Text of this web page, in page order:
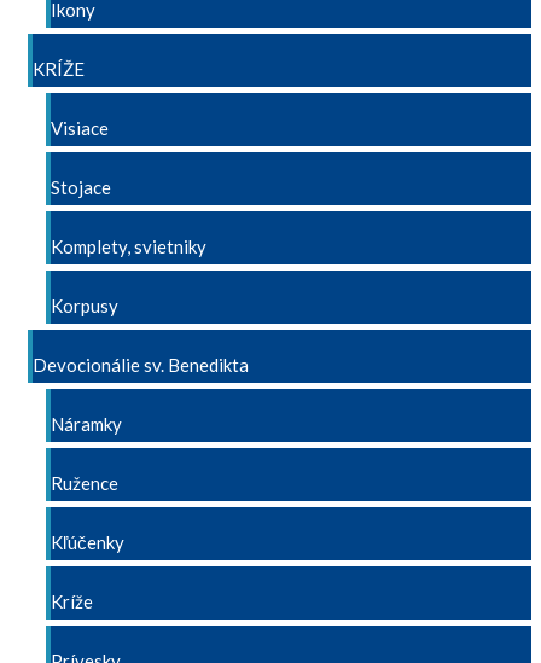
Ikony
KRÍŽE
Visiace
Stojace
Komplety, svietniky
Korpusy
Devocionálie sv. Benedikta
Náramky
Ružence
Kľúčenky
Kríže